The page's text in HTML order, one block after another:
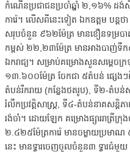
កំណើនប្រជាជនប្រចាំឆ្នាំ ២,១៦% ដ
ការ៉េ។ លើសពីនេះទៀត ឯកឧត្តម បន្តថ
សរុបចំនួន ៩៦២ម៉ែត្រ មានខឿនទម្របា
កម្ពស់ ២២,២៣ម៉ែត្រ មានអាងបាញ់ទឹក
ឯករាជ្យ។ សម្រាប់គម្រោងសួនសម្ដេចក្រ
១៣.៦០០ម៉ែត្រ ចែកជា ៥តំបន់ ផ្សេង
តំបន់រីករាយ (កន្លែងថតរូប), ទី២-តំប
រំលឹកប្រវត្តិសាស្ត្រ, ទី៤-តំបន់នាគសន្
រង់ចាំ។ ដោយឡែក គម្រោងផ្សាររាត្រី
២.៤២៥ម៉ែត្រការ៉េ មានចម្ងាយប្រមាណ
នេះ មានទ្វារចេញចូលចំនួន៣ ទ្វារធំមួយ